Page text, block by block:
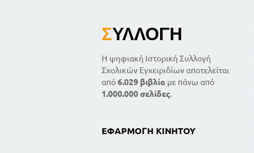
ΣΥΛΛΟΓΉ
Η ψηφιακή Ιστορική Συλλογή
Σχολικών Εγχειριδίων αποτελείται
από6.029 βιβλία με πάνω από
1.000.000 σελίδες.
ΕΦΑΡΜΟΓΉ ΚΙΝΗΤΟΎ